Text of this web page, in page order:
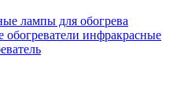
лампы для обогрева
обогреватели инфракрасные